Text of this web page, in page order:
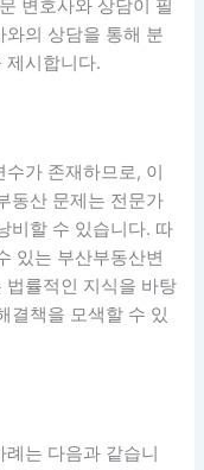
변호사와 상담이 필
의 상담을 통해 분
제시합니다.
가 존재하므로, 이
동산 문제는 전문가
비할 수 있습니다. 따
있는 부산부동산변
법률적인 지식을 바탕
결책을 모색할 수 있
는 다음과 같습니